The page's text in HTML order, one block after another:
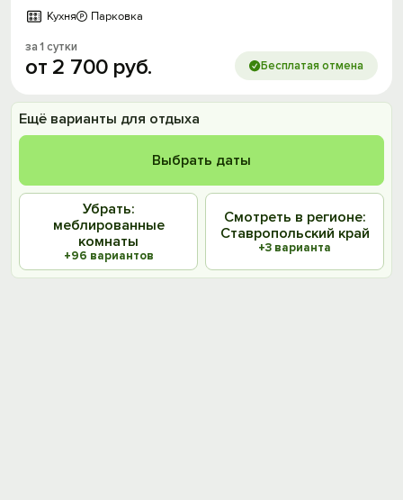
Кухня
Парковка
за 1 сутки
от 2 700 руб. Бесплатая отмена
Ещё варианты для отдыха
Выбрать даты
Убрать:
меблированные
комнаты
+96 вариантов
Смотреть в регионе:
Ставропольский край
+3 варианта